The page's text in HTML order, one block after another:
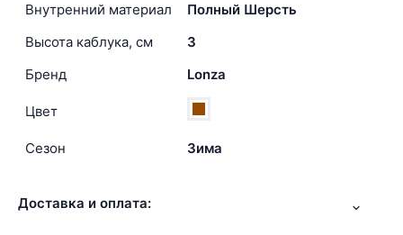
Внутренний материал
Полный Шерсть
Высота каблука, см
3
Бренд
Lonza
Цвет
Сезон Зима
Доставка и оплата: